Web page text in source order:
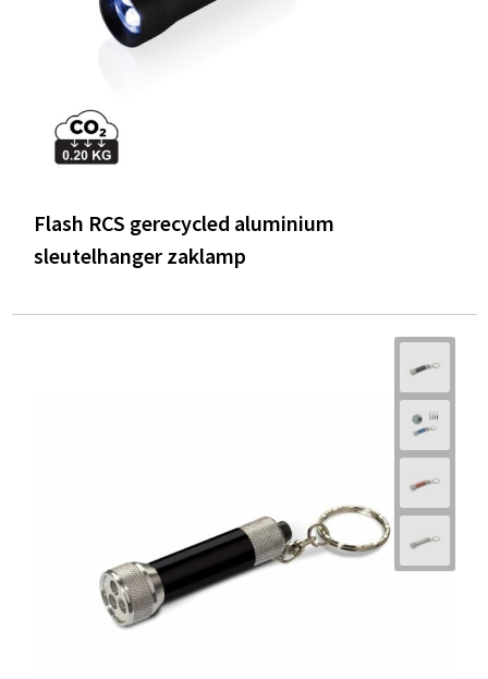
Flash RCS gerecycled aluminium
sleutelhanger zaklamp